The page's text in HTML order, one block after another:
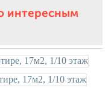
интересным